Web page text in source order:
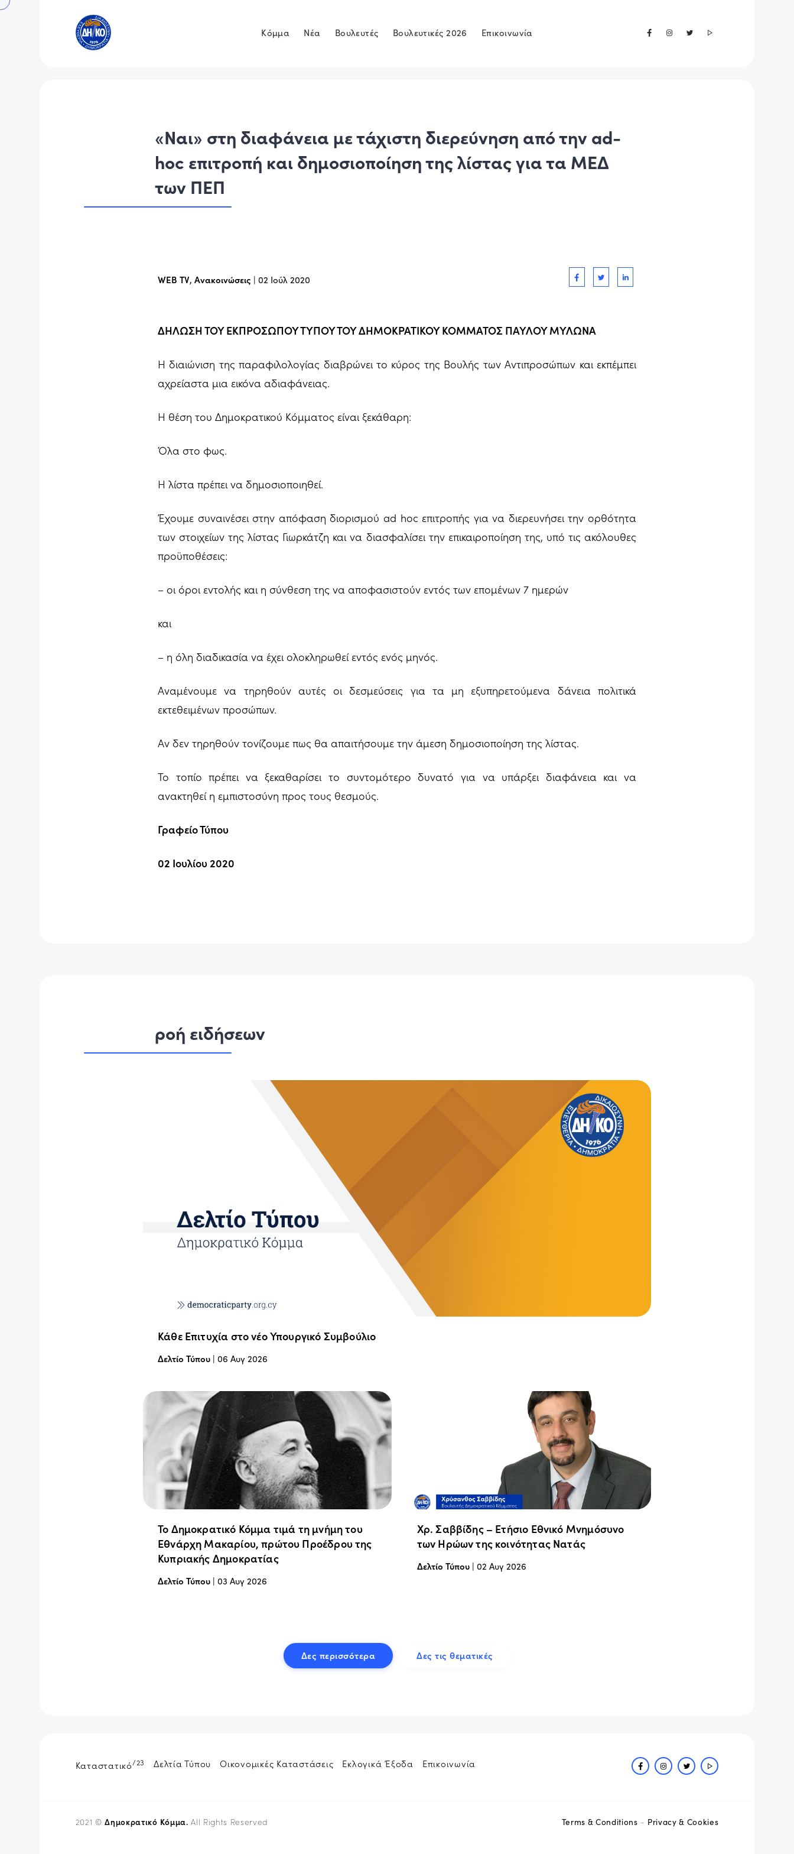
Κόμμα Νέα Βουλευτές Βουλευτικές 2026 Επικοινωνία
«Ναι» στη διαφάνεια με τάχιστη διερεύνηση από την ad-
hoc επιτροπή και δημοσιοποίηση της λίστας για τα ΜΕΔ
των ΠΕΠ
WEB TV, Ανακοινώσεις | 02 Ιούλ 2020
ΔΗΛΩΣΗ ΤΟΥ ΕΚΠΡΟΣΩΠΟΥ ΤΥΠΟΥ ΤΟΥ ΔΗΜΟΚΡΑΤΙΚΟΥ ΚΟΜΜΑΤΟΣ ΠΑΥΛΟΥ ΜΥΛΩΝΑ
Η διαιώνιση της παραφιλολογίας διαβρώνει το κύρος της Βουλής των Αντιπροσώπων και εκπέμπει
αχρείαστα μια εικόνα αδιαφάνειας.
Η θέση του Δημοκρατικού Κόμματος είναι ξεκάθαρη:
Όλα στο φως.
Η λίστα πρέπει να δημοσιοποιηθεί.
Έχουμε συναινέσει στην απόφαση διορισμού ad hoc επιτροπής για να διερευνήσει την ορθότητα
των στοιχείων της λίστας Γιωρκάτζη και να διασφαλίσει την επικαιροποίηση της, υπό τις ακόλουθες
προϋποθέσεις:
– οι όροι εντολής και η σύνθεση της να αποφασιστούν εντός των επομένων 7 ημερών
και
– η όλη διαδικασία να έχει ολοκληρωθεί εντός ενός μηνός.
Αναμένουμε να τηρηθούν αυτές οι δεσμεύσεις για τα μη εξυπηρετούμενα δάνεια πολιτικά
εκτεθειμένων προσώπων.
Αν δεν τηρηθούν τονίζουμε πως θα απαιτήσουμε την άμεση δημοσιοποίηση της λίστας.
Το τοπίο πρέπει να ξεκαθαρίσει το συντομότερο δυνατό για να υπάρξει διαφάνεια και να
ανακτηθεί η εμπιστοσύνη προς τους θεσμούς.
Γραφείο Τύπου
02 Ιουλίου 2020
ροή ειδήσεων
Κάθε Επιτυχία στο νέο Υπουργικό Συμβούλιο
Δελτίο Τύπου | 06 Αυγ 2026
Το Δημοκρατικό Κόμμα τιμά τη μνήμη του
Εθνάρχη Μακαρίου, πρώτου Προέδρου της
Κυπριακής Δημοκρατίας
Δελτίο Τύπου | 03 Αυγ 2026
Χρ. Σαββίδης – Ετήσιο Εθνικό Μνημόσυνο
των Ηρώων της κοινότητας Νατάς
Δελτίο Τύπου| 02 Αυγ 2026
Δες περισσότερα Δες τις θεματικές
Καταστατικό/23 Δελτία Τύπου Οικονομικές Καταστάσεις Εκλογικά Έξοδα Επικοινωνία
2021 ©Δημοκρατικό Κόμμα. All Rights Reserved Terms & Conditions - Privacy & Cookies